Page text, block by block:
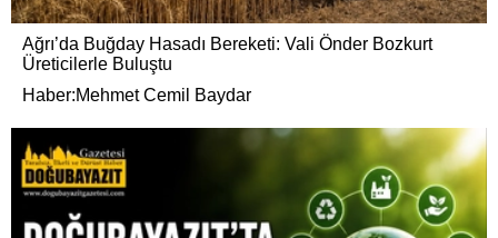
Ağrı’da Buğday Hasadı Bereketi: Vali Önder Bozkurt
Üreticilerle Buluştu
Haber:Mehmet Cemil Baydar